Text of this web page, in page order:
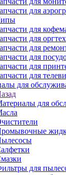
для
для
для
для
для
для
для
для
для
для